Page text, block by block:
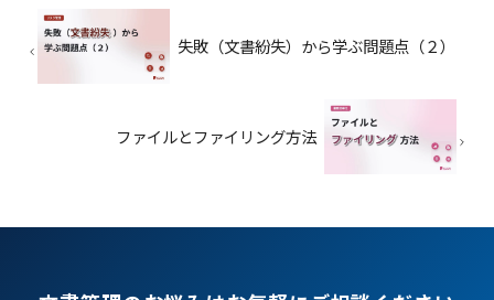
失敗（文書紛失）から学ぶ問題点（２）
ファイルとファイリング方法